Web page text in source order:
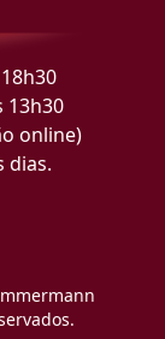
13h30
online)
dias.